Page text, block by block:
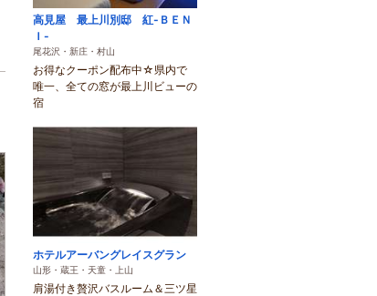
高見屋 最上川別邸 紅-ＢＥＮ
Ｉ-
尾花沢・新庄・村山
お得なクーポン配布中☆県内で
唯一、全ての窓が最上川ビューの
宿
ホテルアーバングレイスグラン
山形・蔵王・天童・上山
肩湯付き贅沢バスルーム＆三ツ星